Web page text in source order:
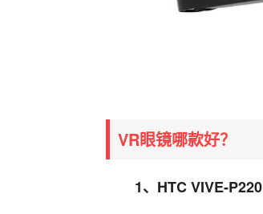
VR眼镜哪款好？
1、HTC VIVE-P220